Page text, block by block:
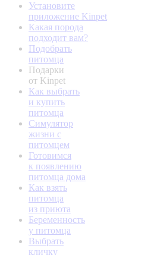
Установите
приложение Kinpet
Какая порода
подходит вам?
Подобрать
питомца
Подарки
от Kinpet
Как выбрать
и купить
питомца
Симулятор
жизни с
питомцем
Готовимся
к появлению
питомца дома
Как взять
питомца
из приюта
Беременность
у питомца
Выбрать
кличку